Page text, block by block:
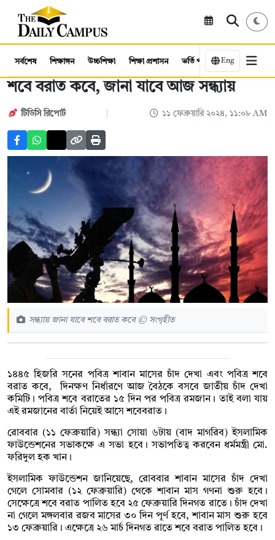
সর্বশেষ শিক্ষাঙ্গন উচ্চশিক্ষা শিক্ষা প্রশাসন ভর্তি পরীক্ষা কর্মসংস্থান
Eng
শবে বরাত কবে, জানা যাবে আজ সন্ধ্যায়
টিডিসি রিপোর্ট ১১ ফেব্রুয়ারি ২০২৪, ১১:০৮ AM
সন্ধ্যায় জানা যাবে শবে বরাত কবে © সংগৃহীত
‌১৪৪৫ হিজরি সনের পবিত্র শাবান মাসের চাঁদ দেখা এবং পবিত্র শবে
বরাত ক‌বে, দিনক্ষণ নির্ধারণে আজ বৈঠ‌কে বস‌বে জাতীয় চাঁদ দেখা
ক‌মি‌টি। পবিত্র শবে বরাতের ১৫ দিন পর পবিত্র রমজান। তাই বলা যায়
এই রমজানের বার্তা নিয়েই আসে শবেবরাত।
রোববার (১১ ফেব্রুয়ারি) সন্ধ্যা সোয়া ৬টায় (বাদ মাগরিব) ইসলামিক
ফাউন্ডেশনের সভাকক্ষে এ সভা হবে। সভাপতিত্ব করবেন ধর্মমন্ত্রী মো.
ফরিদুল হক খান।
ইসলামিক ফাউন্ডেশন জানিয়েছে, রোববার শাবান মাসের চাঁদ দেখা
গেলে সোমবার (১২ ফেব্রুয়ারি) থেকে শাবান মাস গণনা শুরু হবে।
সেক্ষেত্রে শবে বরাত পালিত হবে ২৫ ফেব্রুয়ারি দিনগত রাতে। চাঁদ দেখা
না গেলে মঙ্গলবার রজব মাসের ৩০ দিন পূর্ণ হবে, শাবান মাস শুরু হবে
১৩ ফেব্রুয়ারি। এক্ষেত্রে ২৬ মার্চ দিনগত রাতে শবে বরাত পালিত হবে।